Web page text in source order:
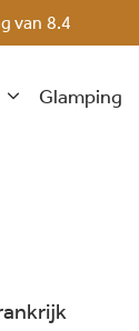
van 8.4
Glamping